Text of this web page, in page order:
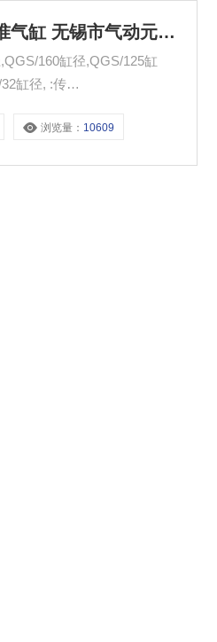
QGS/200缸径,QGS/160缸径,QGS/125缸径,QGS系列标准气缸 无锡市气动元件总厂
160缸径,QGS/125缸
缸径, :传
浏览量： 10609